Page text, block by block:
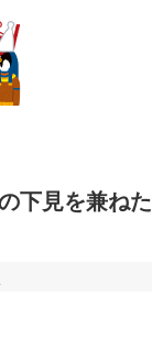
下見を兼ねた